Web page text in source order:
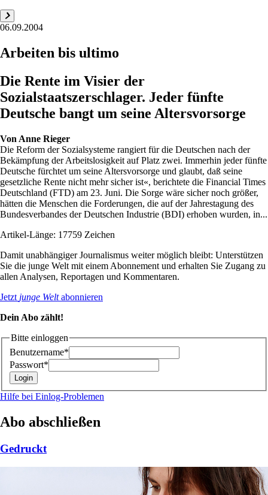
06.09.2004
Arbeiten bis ultimo
Die Rente im Visier der
Sozialstaatszerschlager. Jeder fünfte
Deutsche bangt um seine Altersvorsorge
Von Anne Rieger
Die Reform der Sozialsysteme rangiert für die Deutschen nach der
Bekämpfung der Arbeitslosigkeit auf Platz zwei. Immerhin jeder fünfte
Deutsche fürchtet um seine Altersvorsorge und glaubt, daß seine
gesetzliche Rente nicht mehr sicher ist«, berichtete die Financial Times
Deutschland (FTD) am 23. Juni. Die Sorge wäre sicher noch größer,
hätten die Menschen die Forderungen, die auf der Jahrestagung des
Bundesverbandes der Deutschen Industrie (BDI) erhoben wurden, in...
Artikel-Länge: 17759 Zeichen
Damit unabhängiger Journalismus weiter möglich bleibt: Unterstützen
Sie die junge Welt mit einem Abonnement und erhalten Sie Zugang zu
allen Analysen, Reportagen und Kommentaren.
Jetzt junge Weltabonnieren
Dein Abo zählt!
Bitte einloggen
Benutzername*
Passwort*
Hilfe bei Einlog-Problemen
Abo abschließen
Gedruckt